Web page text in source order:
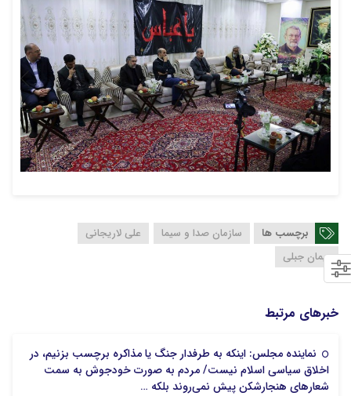
برچسب ها سازمان صدا و سیما
علی لاریجانی
پیمان جبلی
خبرهای مرتبط
نماینده مجلس: اینکه به طرفدار جنگ یا مذاکره برچسب بزنیم، در
اخلاق سیاسی اسلام نیست/ مردم به صورت خودجوش به سمت
شعارهای هنجارشکن پیش نمی‌روند بلکه …